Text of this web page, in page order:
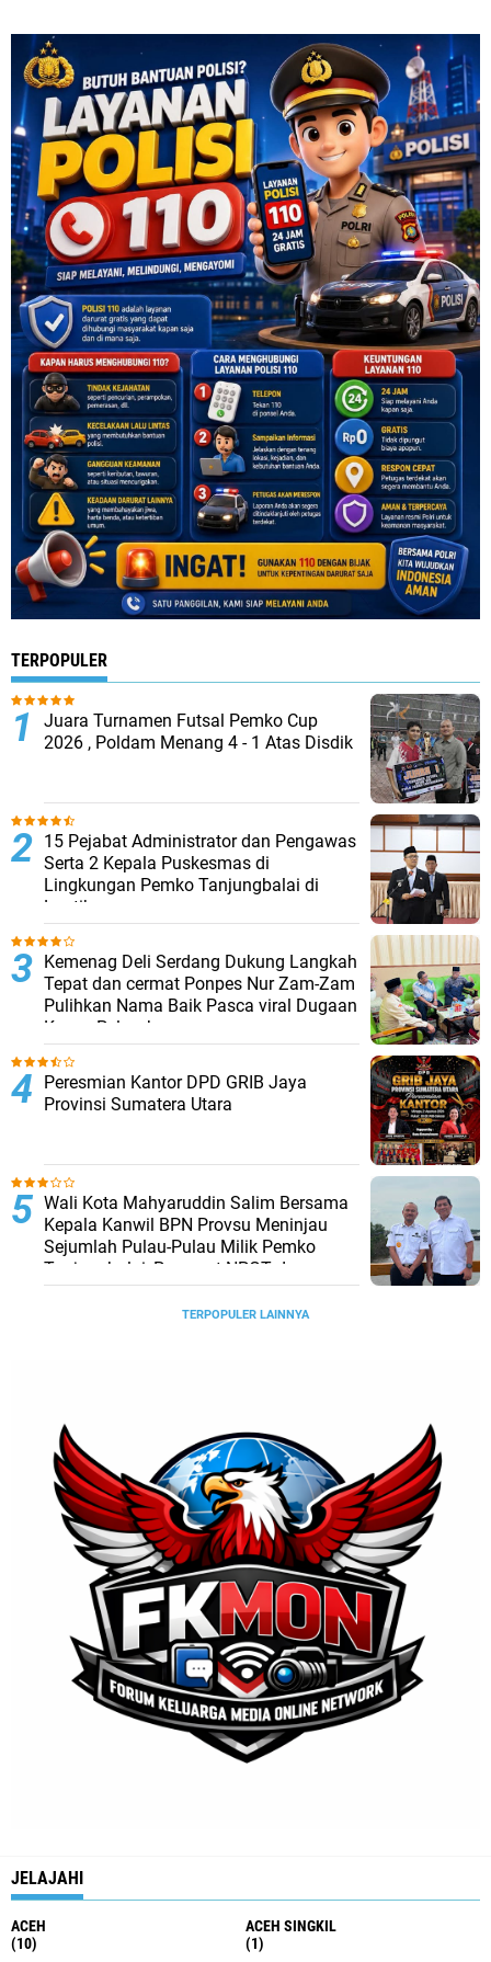
TERPOPULER
Juara Turnamen Futsal Pemko Cup
2026 , Poldam Menang 4 - 1 Atas Disdik
15 Pejabat Administrator dan Pengawas
Serta 2 Kepala Puskesmas di
Lingkungan Pemko Tanjungbalai di
Lantik
Kemenag Deli Serdang Dukung Langkah
Tepat dan cermat Ponpes Nur Zam-Zam
Pulihkan Nama Baik Pasca viral Dugaan
Kasus Pelecehan
Peresmian Kantor DPD GRIB Jaya
Provinsi Sumatera Utara
Wali Kota Mahyaruddin Salim Bersama
Kepala Kanwil BPN Provsu Meninjau
Sejumlah Pulau-Pulau Milik Pemko
Tanjungbalai, Percepat NPGT dan
Sertifikasi Aset
TERPOPULER LAINNYA
JELAJAHI
ACEH
(10)
ACEH SINGKIL
(1)